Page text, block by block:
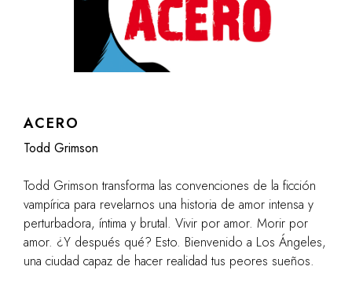
ACERO
Todd Grimson
Todd Grimson transforma las convenciones de la ficción
vampírica para revelarnos una historia de amor intensa y
perturbadora, íntima y brutal. Vivir por amor. Morir por
amor. ¿Y después qué? Esto. Bienvenido a Los Ángeles,
una ciudad capaz de hacer realidad tus peores sueños.